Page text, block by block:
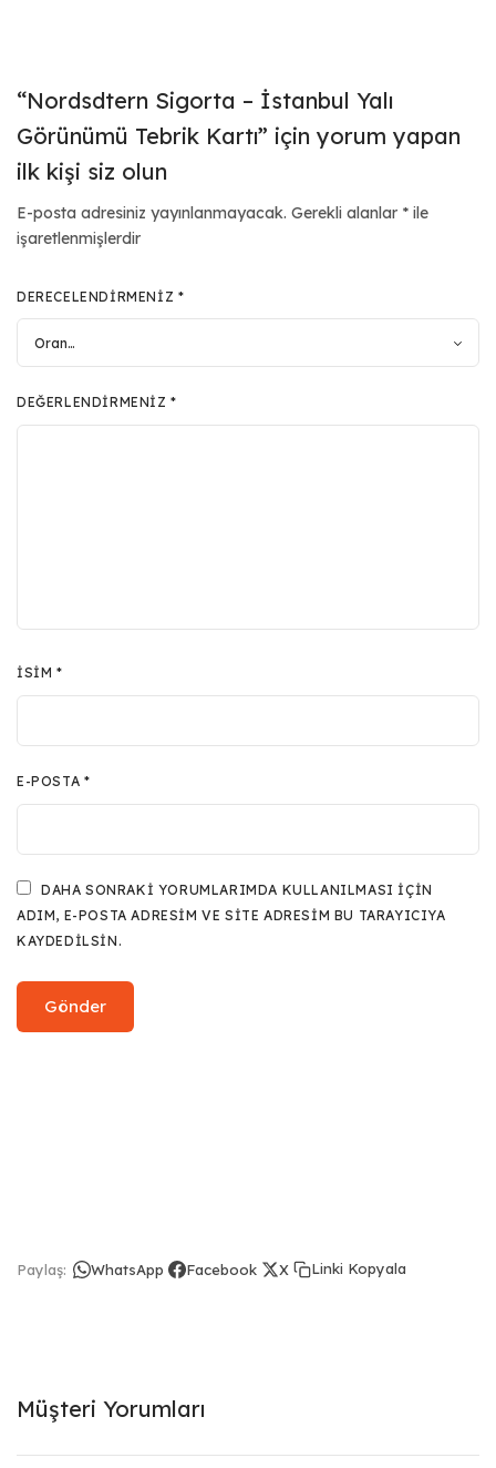
“Nordsdtern Sigorta – İstanbul Yalı
Görünümü Tebrik Kartı” için yorum yapan
ilk kişi siz olun
E-posta adresiniz yayınlanmayacak. Gerekli alanlar * ile
işaretlenmişlerdir
DERECELENDIRMENIZ *
DEĞERLENDIRMENIZ*
İSIM*
E-POSTA *
DAHA SONRAKI YORUMLARIMDA KULLANILMASI IÇIN
ADIM, E-POSTA ADRESIM VE SITE ADRESIM BU TARAYICIYA
KAYDEDILSIN.
Paylaş: WhatsApp Facebook X Linki Kopyala
Müşteri Yorumları